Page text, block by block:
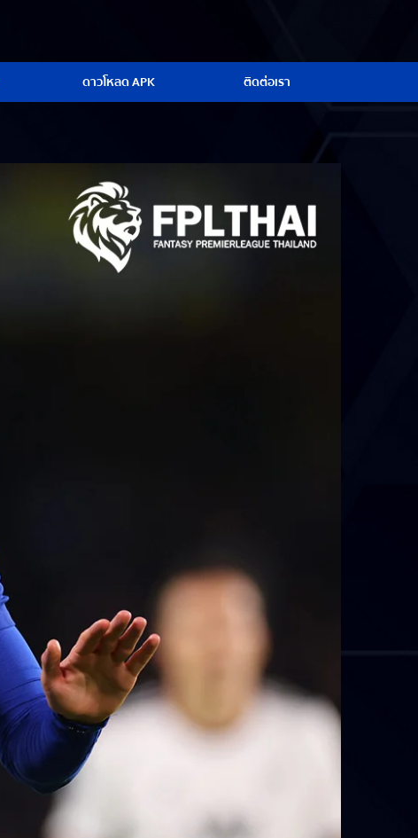
ดาวโหลด APK ติดต่อเรา